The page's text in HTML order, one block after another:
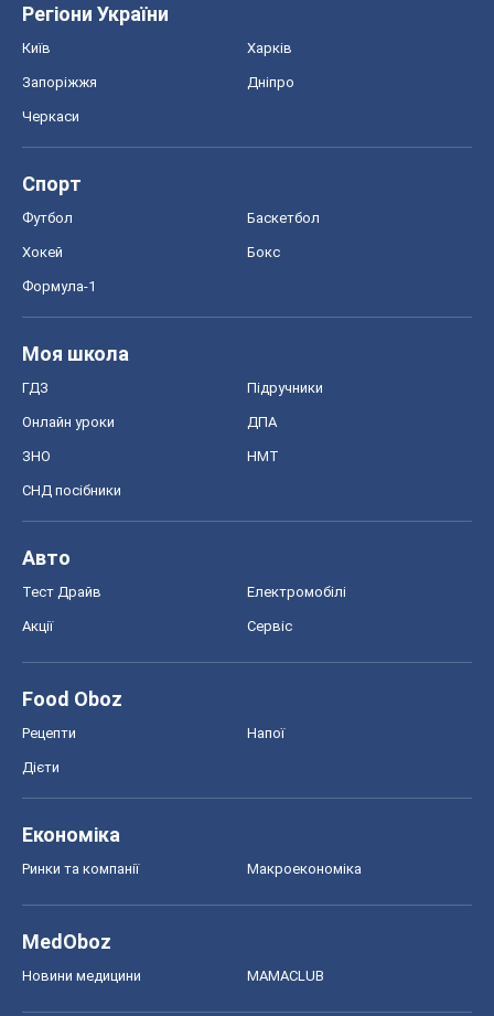
Регіони України
Київ Харків
Запоріжжя Дніпро
Черкаси
Спорт
Футбол Баскетбол
Хокей Бокс
Формула-1
Моя школа
ГДЗ Підручники
Онлайн уроки ДПА
ЗНО НМТ
СНД посібники
Авто
Тест Драйв Електромобілі
Акції Сервіс
Food Oboz
Рецепти Напої
Дієти
Економіка
Ринки та компанії Макроекономіка
MedOboz
Новини медицини MAMACLUB